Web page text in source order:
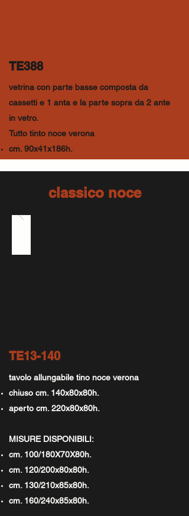
TE388
vetrina con parte basse composta da
cassetti e 1 anta e la parte sopra da 2 ante
in vetro.
Tutto tinto noce verona
cm. 90x41x186h.
classico noce
TE13-140
tavolo allungabile tino noce verona
chiuso cm. 140x80x80h.
aperto cm. 220x80x80h.
MISURE DISPONIBILI:
cm. 100/180X70X80h.
cm. 120/200x80x80h.
cm. 130/210x85x80h.
cm. 160/240x85x80h.